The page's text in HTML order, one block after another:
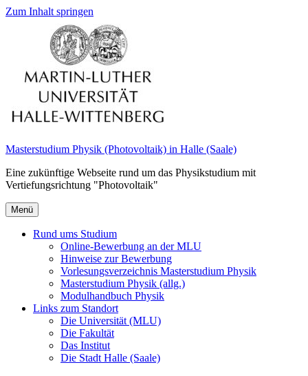
Zum Inhalt springen
Masterstudium Physik (Photovoltaik) in Halle (Saale)
Eine zukünftige Webseite rund um das Physikstudium mit
Vertiefungsrichtung "Photovoltaik"
Menü
Rund ums Studium
Online-Bewerbung an der MLU
Hinweise zur Bewerbung
Vorlesungsverzeichnis Masterstudium Physik
Masterstudium Physik (allg.)
Modulhandbuch Physik
Links zum Standort
Die Universität (MLU)
Die Fakultät
Das Institut
Die Stadt Halle (Saale)